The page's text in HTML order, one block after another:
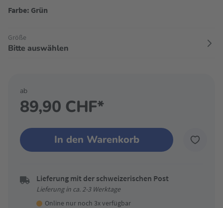
Farbe: Grün
Größe
Bitte auswählen
ab
89,90 CHF*
In den Warenkorb
Lieferung mit der schweizerischen Post
Lieferung in ca. 2-3 Werktage
Online nur noch 3x verfügbar